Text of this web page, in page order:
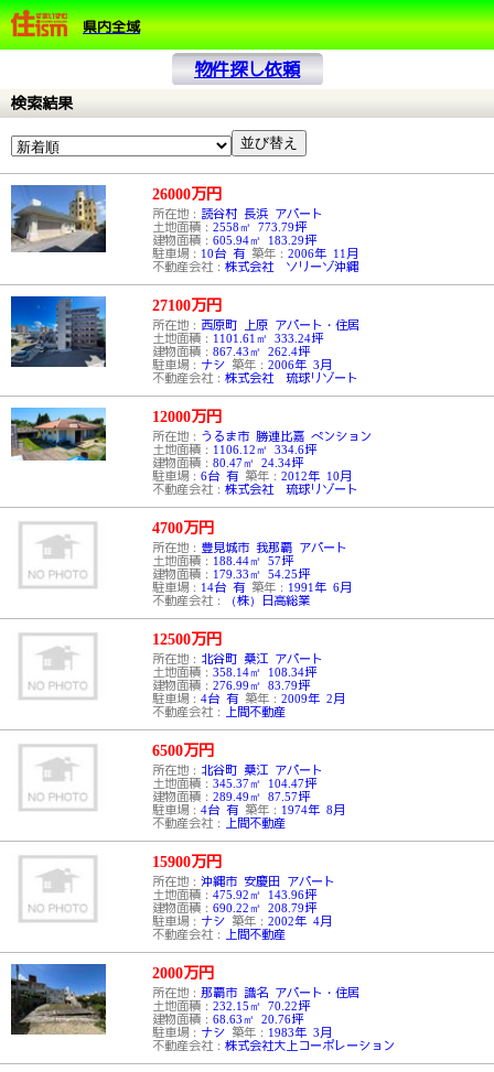
県内全域
物件探し依頼
検索結果
26000万円
所在地： 読谷村 長浜 アパート
土地面積：2558㎡ 773.79坪
建物面積：605.94㎡ 183.29坪
駐車場： 10台 有 築年：2006年 11月
不動産会社：株式会社 ソリーゾ沖縄
27100万円
所在地： 西原町 上原 アパート・住居
土地面積： 1101.61㎡ 333.24坪
建物面積：867.43㎡ 262.4坪
駐車場： ナシ 築年：2006年 3月
不動産会社：株式会社 琉球リゾート
12000万円
所在地： うるま市 勝連比嘉 ペンション
土地面積： 1106.12㎡ 334.6坪
建物面積：80.47㎡ 24.34坪
駐車場：6台 有 築年：2012年 10月
不動産会社：株式会社 琉球リゾート
4700万円
所在地： 豊見城市 我那覇 アパート
土地面積： 188.44㎡ 57坪
建物面積： 179.33㎡ 54.25坪
駐車場： 14台 有 築年： 1991年 6月
不動産会社：
（株）日高総業
12500万円
所在地： 北谷町 桑江 アパート
土地面積：358.14㎡ 108.34坪
建物面積：276.99㎡ 83.79坪
駐車場：4台 有 築年：2009年 2月
不動産会社：
上間不動産
6500万円
所在地： 北谷町 桑江 アパート
土地面積：345.37㎡ 104.47坪
建物面積：289.49㎡ 87.57坪
駐車場：4台 有 築年： 1974年 8月
不動産会社：
上間不動産
15900万円
所在地：沖縄市 安慶田 アパート
土地面積：475.92㎡ 143.96坪
建物面積：690.22㎡ 208.79坪
駐車場： ナシ 築年：2002年 4月
不動産会社：
上間不動産
2000万円
所在地：那覇市 識名 アパート・住居
土地面積：232.15㎡ 70.22坪
建物面積：68.63㎡ 20.76坪
駐車場： ナシ 築年： 1983年 3月
不動産会社：株式会社大上コーポレーション